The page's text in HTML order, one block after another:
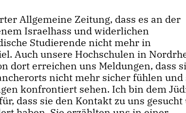
Allgemeine Zeitung, dass es an der
Israelhass und widerlichen
Studierende nicht mehr in
Auch unsere Hochschulen in
dort erreichen uns Meldungen, dass
nicht mehr sicher fühlen und
konfrontiert sehen. Ich bin dem
dass sie den Kontakt zu uns gesucht